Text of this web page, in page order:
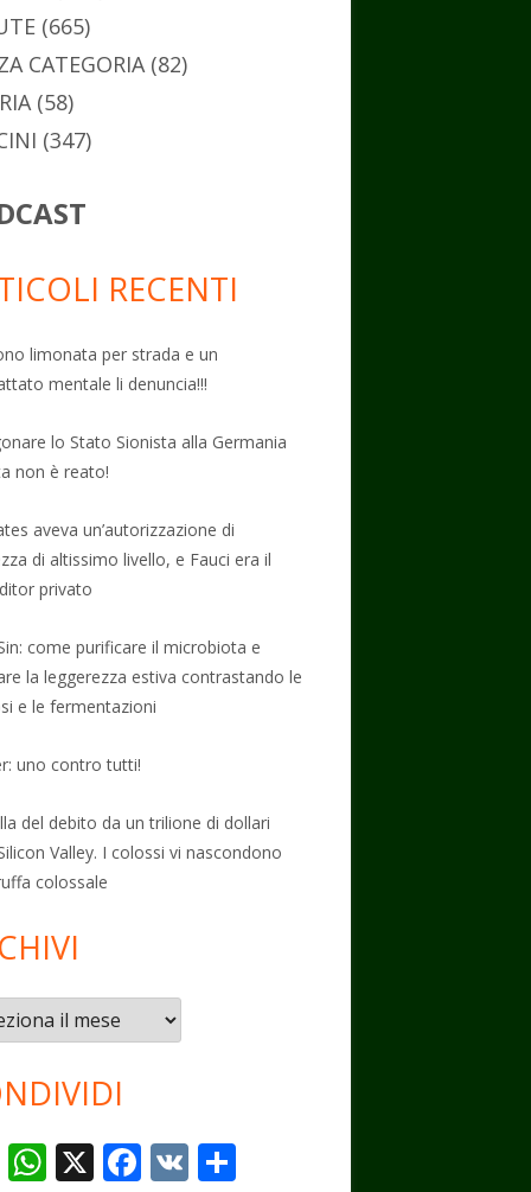
(665)
CATEGORIA(82)
(58)
(347)
RECENTI
limonata per strada e un
mentale li denuncia!!!
lo Stato Sionista alla Germania
non è reato!
aveva un’autorizzazione di
di altissimo livello, e Fauci era il
privato
come purificare il microbiota e
la leggerezza estiva contrastando le
e le fermentazioni
uno contro tutti!
del debito da un trilione di dollari
Valley. I colossi vi nascondono
colossale
T W X F V